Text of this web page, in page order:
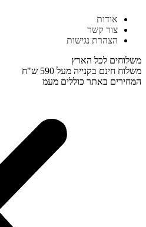
לתוכן
אודות
צור קשר
הצהרת נגישות
משלוחים לכל הארץ
משלוח חינם בקנייה מעל 590 ש"ח
המחירים באתר כוללים מעמ